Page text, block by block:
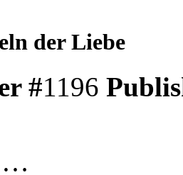
der Liebe
#1196
…